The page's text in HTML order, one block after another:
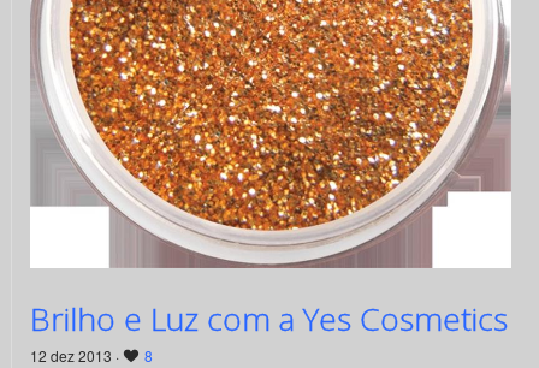
Brilho e Luz com a Yes Cosmetics
12 dez 2013 · 8